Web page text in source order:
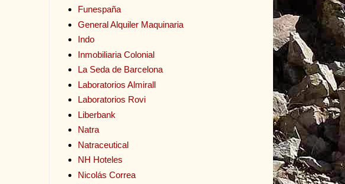
Funespaña
General Alquiler Maquinaria
Indo
Inmobiliaria Colonial
La Seda de Barcelona
Laboratorios Almirall
Laboratorios Rovi
Liberbank
Natra
Natraceutical
NH Hoteles
Nicolás Correa